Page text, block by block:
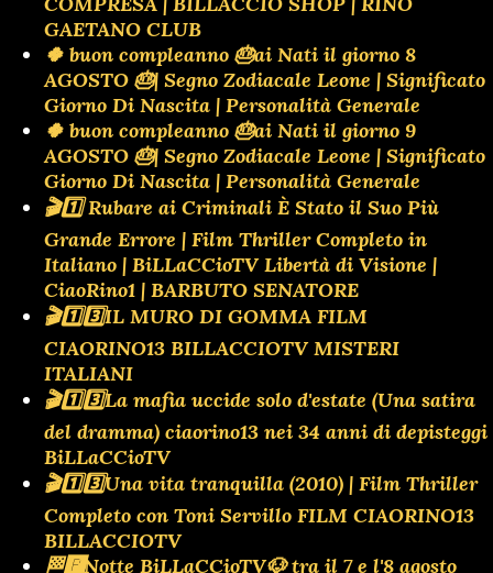
GAETANO CLUB
🍀 buon compleanno 🎂ai Nati il giorno 8
AGOSTO 🎂| Segno Zodiacale Leone | Significato
Giorno Di Nascita | Personalità Generale
🍀 buon compleanno 🎂ai Nati il giorno 9
AGOSTO 🎂| Segno Zodiacale Leone | Significato
Giorno Di Nascita | Personalità Generale
🎬1️⃣ Rubare ai Criminali È Stato il Suo Più
Grande Errore | Film Thriller Completo in
Italiano | BiLLaCCioTV Libertà di Visione |
CiaoRino1 | BARBUTO SENATORE
🎬1️⃣3️⃣IL MURO DI GOMMA FILM
CIAORINO13 BILLACCIOTV MISTERI
ITALIANI
🎬1️⃣3️⃣La mafia uccide solo d'estate (Una satira
del dramma) ciaorino13 nei 34 anni di depisteggi
BiLLaCCioTV
🎬1️⃣3️⃣Una vita tranquilla (2010) | Film Thriller
Completo con Toni Servillo FILM CIAORINO13
BILLACCIOTV
🏁🅿️Notte BiLLaCCioTV🐶 tra il 7 e l'8 agosto